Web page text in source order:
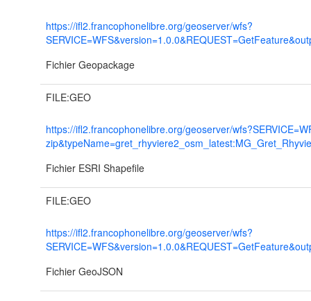
https://ifl2.francophonelibre.org/geoserver/wfs?
Fichier Geopackage
FILE:GEO
https://ifl2.francophonelibre.org/geoserver/
Fichier ESRI Shapefile
FILE:GEO
https://ifl2.francophonelibre.org/geoserver/wfs?
Fichier GeoJSON